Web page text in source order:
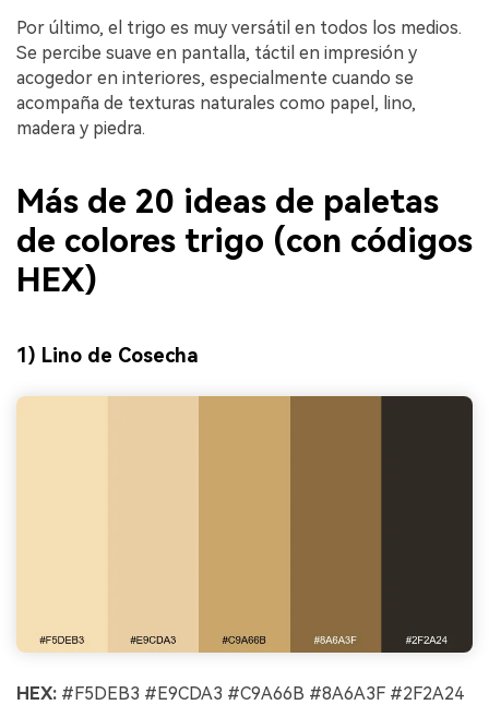
Por último, el trigo es muy versátil en todos los medios.
Se percibe suave en pantalla, táctil en impresión y
acogedor en interiores, especialmente cuando se
acompaña de texturas naturales como papel, lino,
madera y piedra.
Más de 20 ideas de paletas
de colores trigo (con códigos
HEX)
1) Lino de Cosecha
HEX: #F5DEB3 #E9CDA3 #C9A66B #8A6A3F #2F2A24